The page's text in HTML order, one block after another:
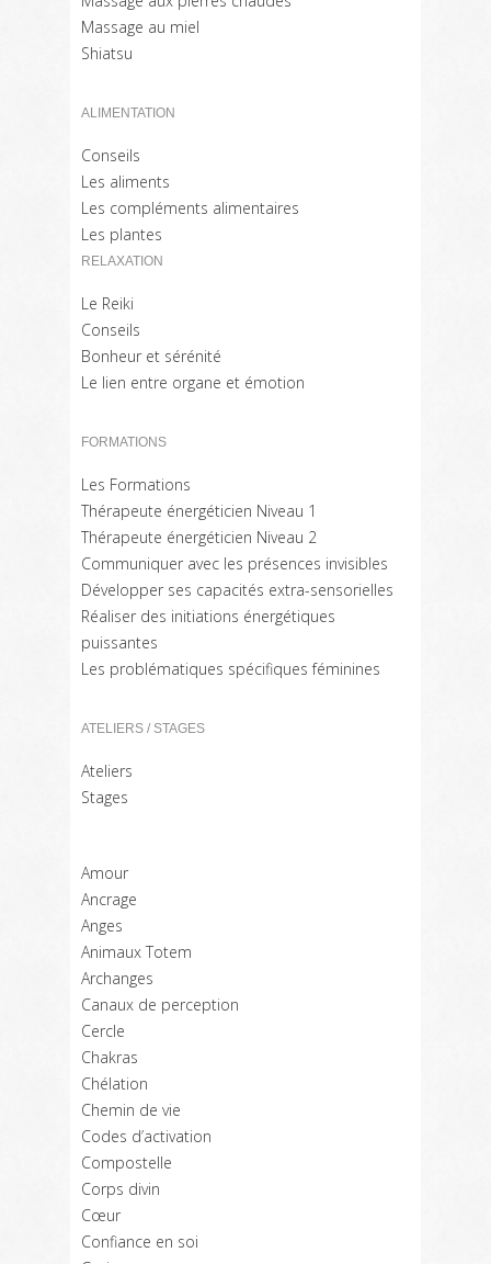
Massage au miel
Shiatsu
ALIMENTATION
Conseils
Les aliments
Les compléments alimentaires
Les plantes
RELAXATION
Le Reiki
Conseils
Bonheur et sérénité
Le lien entre organe et émotion
FORMATIONS
Les Formations
Thérapeute énergéticien Niveau 1
Thérapeute énergéticien Niveau 2
Communiquer avec les présences invisibles
Développer ses capacités extra-sensorielles
Réaliser des initiations énergétiques
puissantes
Les problématiques spécifiques féminines
ATELIERS / STAGES
Ateliers
Stages
Amour
Ancrage
Anges
Animaux Totem
Archanges
Canaux de perception
Cercle
Chakras
Chélation
Chemin de vie
Codes d’activation
Compostelle
Corps divin
Cœur
Confiance en soi